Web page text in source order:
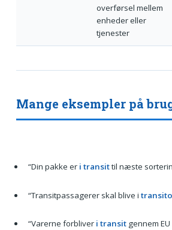
overførsel mellem
enheder eller
tjenester
Mange eksempler på
“Din pakke er i transittil næste
“Transitpassagerer skal blive i
“Varerne forbliver i transitgennem